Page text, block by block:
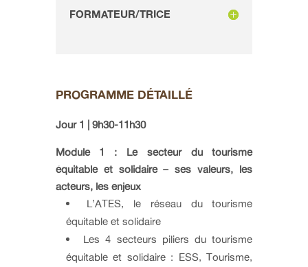
FORMATEUR/TRICE
PROGRAMME DÉTAILLÉ
Jour 1 | 9h30-11h30
Module 1 : Le secteur du tourisme
équitable et solidaire – ses valeurs, les
acteurs, les enjeux
L’ATES, le réseau du tourisme
équitable et solidaire
Les 4 secteurs piliers du tourisme
équitable et solidaire : ESS, Tourisme,